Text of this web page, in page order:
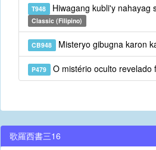
T948 Hiwagang kubli'y nahayag
Classic (Filipino)
CB948 Misteryo gibugna karon
P479 O mistério oculto revelado
歌羅西書三16